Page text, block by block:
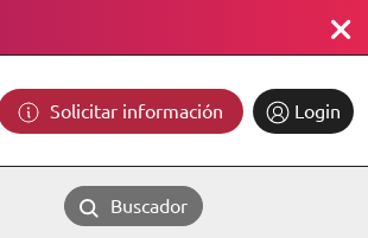
Solicitar información Login
Buscador